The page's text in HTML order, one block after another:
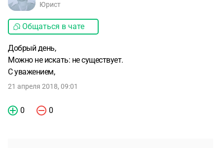
Юрист
Общаться в чате
Добрый день,
Можно не искать: не существует.
С уважением,
21 апреля 2018, 09:01
0 0